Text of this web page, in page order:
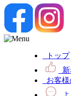
トップ
お客